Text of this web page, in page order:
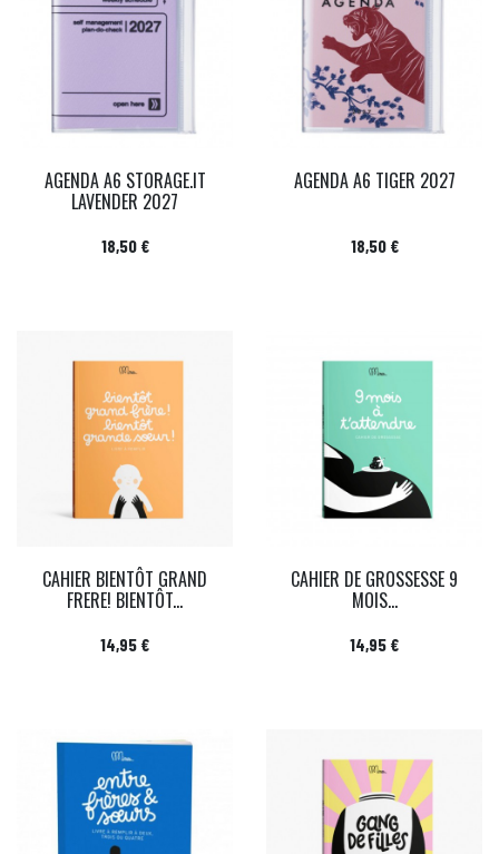
AGENDA A6 STORAGE.IT
LAVENDER 2027
Prix
18,50 €
AGENDA A6 TIGER 2027
Prix
18,50 €
CAHIER BIENTÔT GRAND
FRERE! BIENTÔT...
Prix
14,95 €
CAHIER DE GROSSESSE 9
MOIS...
Prix
14,95 €